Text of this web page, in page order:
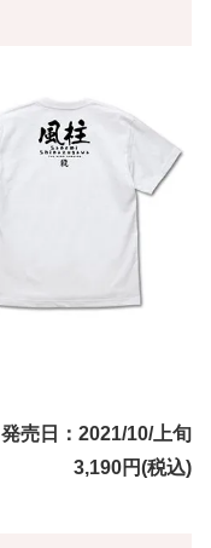
発売日：2021/10/上旬
3,190円(税込)